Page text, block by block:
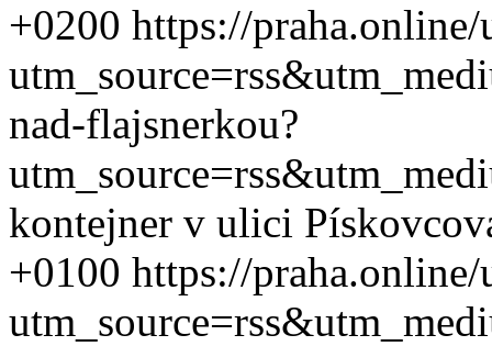
+0200 https://
nad-flajsnerkou?
kontejner v ulici
+0100 https://